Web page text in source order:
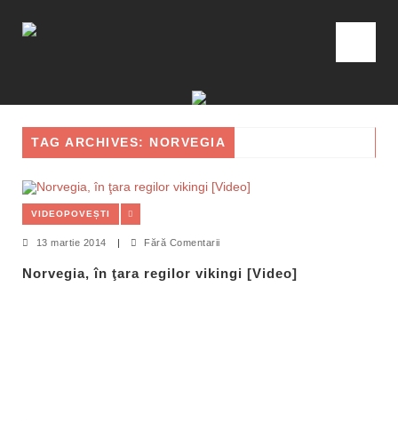
TAG ARCHIVES: NORVEGIA
VIDEOPOVEȘTI
13 martie 2014 | Fără Comentarii
Norvegia, în ţara regilor vikingi [Video]